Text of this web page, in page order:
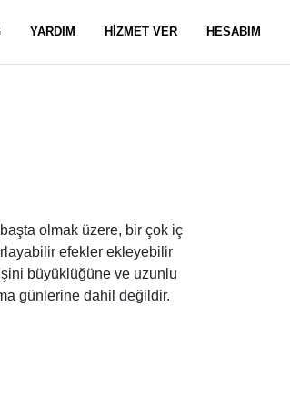
YARDIM HİZMET VER HESABIM
olmak üzere, bir çok iç
efekler ekleyebilir
büyüklüğüne ve uzunlu
günlerine dahil değildir.